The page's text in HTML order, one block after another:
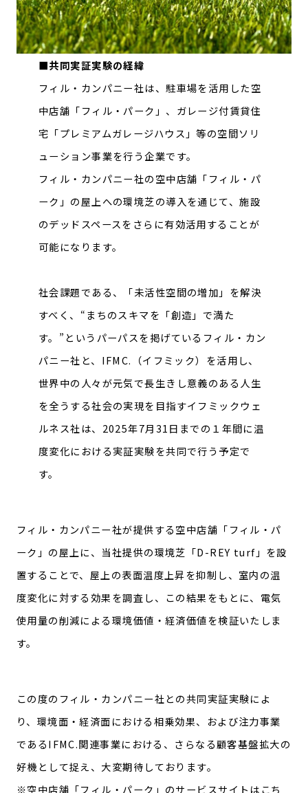
■共同実証実験の経緯
フィル・カンパニー社は、駐車場を活用した空
中店舗「フィル・パーク」、ガレージ付賃貸住
宅「プレミアムガレージハウス」等の空間ソリ
ューション事業を行う企業です。
フィル・カンパニー社の空中店舗「フィル・パ
ーク」の屋上への環境芝の導入を通じて、施設
のデッドスペースをさらに有効活用することが
可能になります。
社会課題である、「未活性空間の増加」を解決
すべく、“まちのスキマを「創造」で満た
す。”というパーパスを掲げているフィル・カン
パニー社と、IFMC.（イフミック）を活用し、
世界中の人々が元気で長生きし意義のある人生
を全うする社会の実現を目指すイフミックウェ
ルネス社は、2025年7月31日までの１年間に温
度変化における実証実験を共同で行う予定で
す。
フィル・カンパニー社が提供する空中店舗「フィル・パ
ーク」の屋上に、当社提供の環境芝「D-REY turf」を設
置することで、屋上の表面温度上昇を抑制し、室内の温
度変化に対する効果を調査し、この結果をもとに、電気
使用量の削減による環境価値・経済価値を検証いたしま
す。
この度のフィル・カンパニー社との共同実証実験によ
り、環境面・経済面における相乗効果、および注力事業
であるIFMC.関連事業における、さらなる顧客基盤拡大の
好機として捉え、大変期待しております。
※空中店舗「フィル・パーク」のサービスサイトはこち